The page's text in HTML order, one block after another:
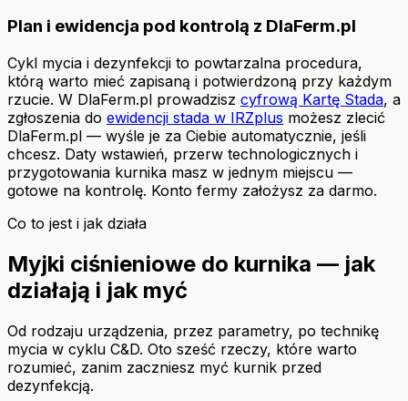
Plan i ewidencja pod kontrolą z DlaFerm.pl
Cykl mycia i dezynfekcji to powtarzalna procedura,
którą warto mieć zapisaną i potwierdzoną przy każdym
rzucie. W DlaFerm.pl prowadzisz cyfrową Kartę Stada, a
zgłoszenia do ewidencji stada w IRZplus możesz zlecić
DlaFerm.pl — wyśle je za Ciebie automatycznie, jeśli
chcesz. Daty wstawień, przerw technologicznych i
przygotowania kurnika masz w jednym miejscu —
gotowe na kontrolę. Konto fermy założysz za darmo.
Co to jest i jak działa
Myjki ciśnieniowe do kurnika — jak
działają i jak myć
Od rodzaju urządzenia, przez parametry, po technikę
mycia w cyklu C&D. Oto sześć rzeczy, które warto
rozumieć, zanim zaczniesz myć kurnik przed
dezynfekcją.